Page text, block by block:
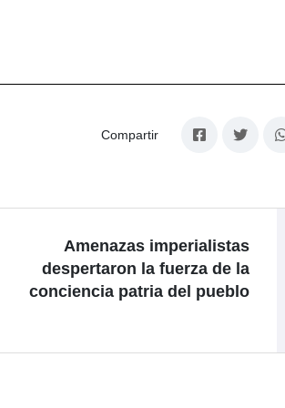
Compartir
Amenazas imperialistas
despertaron la fuerza de la
conciencia patria del pueblo